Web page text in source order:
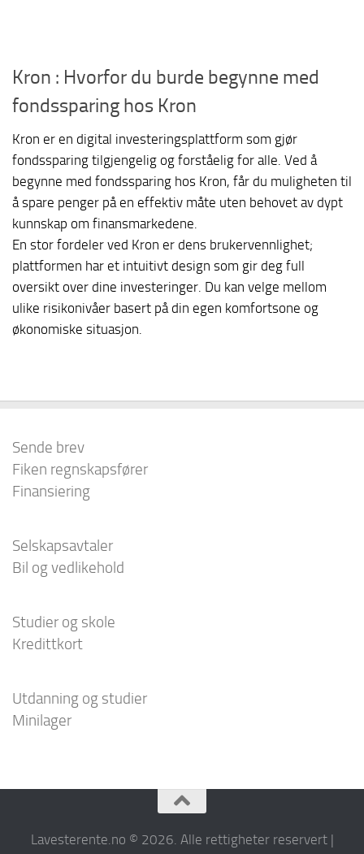
Kron : Hvorfor du burde begynne med
fondssparing hos Kron
Kron er en digital investeringsplattform som gjør
fondssparing tilgjengelig og forståelig for alle. Ved å
begynne med fondssparing hos Kron, får du muligheten til
å spare penger på en effektiv måte uten behovet av dypt
kunnskap om finansmarkedene.
En stor fordeler ved Kron er dens brukervennlighet;
plattformen har et intuitivt design som gir deg full
oversikt over dine investeringer. Du kan velge mellom
ulike risikonivåer basert på din egen komfortsone og
økonomiske situasjon.
Sende brev
Fiken regnskapsfører
Finansiering
Selskapsavtaler
Bil og vedlikehold
Studier og skole
Kredittkort
Utdanning og studier
Minilager
Lavesterente.no © 2026. Alle rettigheter reservert |